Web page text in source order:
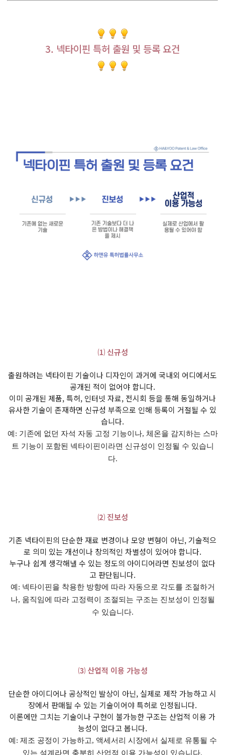
3. 넥타이핀 특허 출원 및 등록 요건
⑴ 신규성
출원하려는 넥타이핀 기술이나 디자인이 과거에 국내외 어디에서도
공개된 적이 없어야 합니다.
이미 공개된 제품, 특허, 인터넷 자료, 전시회 등을 통해 동일하거나
유사한 기술이 존재하면 신규성 부족으로 인해 등록이 거절될 수 있
습니다.
예: 기존에 없던 자석 자동 고정 기능이나, 체온을 감지하는 스마
트 기능이 포함된 넥타이핀이라면 신규성이 인정될 수 있습니
다.
⑵ 진보성
기존 넥타이핀의 단순한 재료 변경이나 모양 변형이 아닌, 기술적으
로 의미 있는 개선이나 창의적인 차별성이 있어야 합니다.
누구나 쉽게 생각해낼 수 있는 정도의 아이디어라면 진보성이 없다
고 판단됩니다.
예: 넥타이핀을 착용한 방향에 따라 자동으로 각도를 조절하거
나, 움직임에 따라 고정력이 조절되는 구조는 진보성이 인정될
수 있습니다.
⑶ 산업적 이용 가능성
단순한 아이디어나 공상적인 발상이 아닌, 실제로 제작 가능하고 시
장에서 판매될 수 있는 기술이어야 특허로 인정됩니다.
이론에만 그치는 기술이나 구현이 불가능한 구조는 산업적 이용 가
능성이 없다고 봅니다.
예: 제조 공정이 가능하고, 액세서리 시장에서 실제로 유통될 수
있는 설계라면 충분히 산업적 이용 가능성이 있습니다.